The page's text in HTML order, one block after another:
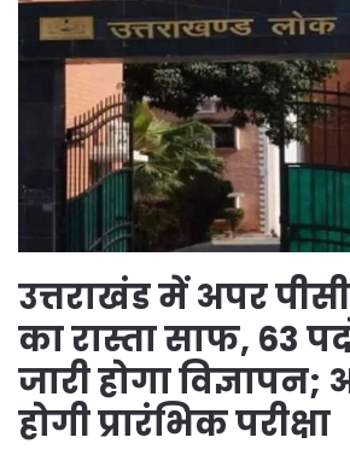
उत्तराखंड में अपर
का रास्ता साफ, 63
जारी होगा
होगी प्रारंभिक परीक्षा